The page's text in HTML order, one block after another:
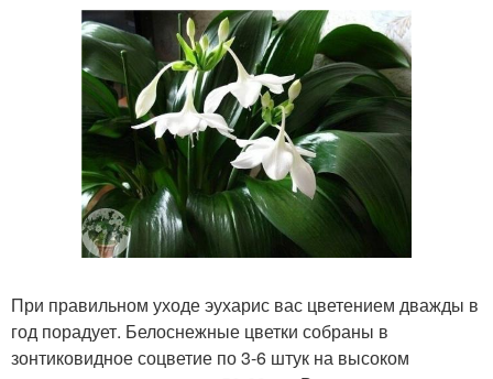
При правильном уходе эухарис вас цветением дважды в
год порадует. Белоснежные цветки собраны в
зонтиковидное соцветие по 3-6 штук на высоком